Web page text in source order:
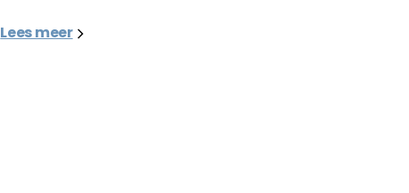
Lees meer